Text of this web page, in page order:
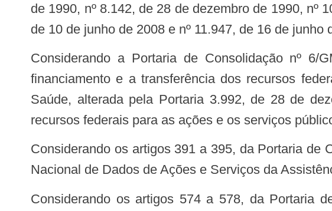
de 1990, nº 8.142, de 28 de dezembro de 1990, nº
de 10 de junho de 2008 e nº 11.947, de 16 de junho
Considerando a Portaria de Consolidação nº 6/GM/MS, de 28 de setembro de 2017, que consolida as normas sobre o
financiamento e a transferência dos recursos
Saúde, alterada pela Portaria 3.992, de 28 de
recursos federais para as ações e os serviços
Considerando os artigos 391 a 395, da Portaria de Consolidação nº 1/GM/MS, de 28 de setembro de 2017, que tratam da Base
Nacional de Dados de Ações e Serviços da
Considerando os artigos 574 a 578, da Portaria de Consolidação nº 5/GM/MS, de 28 de setembro de 2017, que tratam do